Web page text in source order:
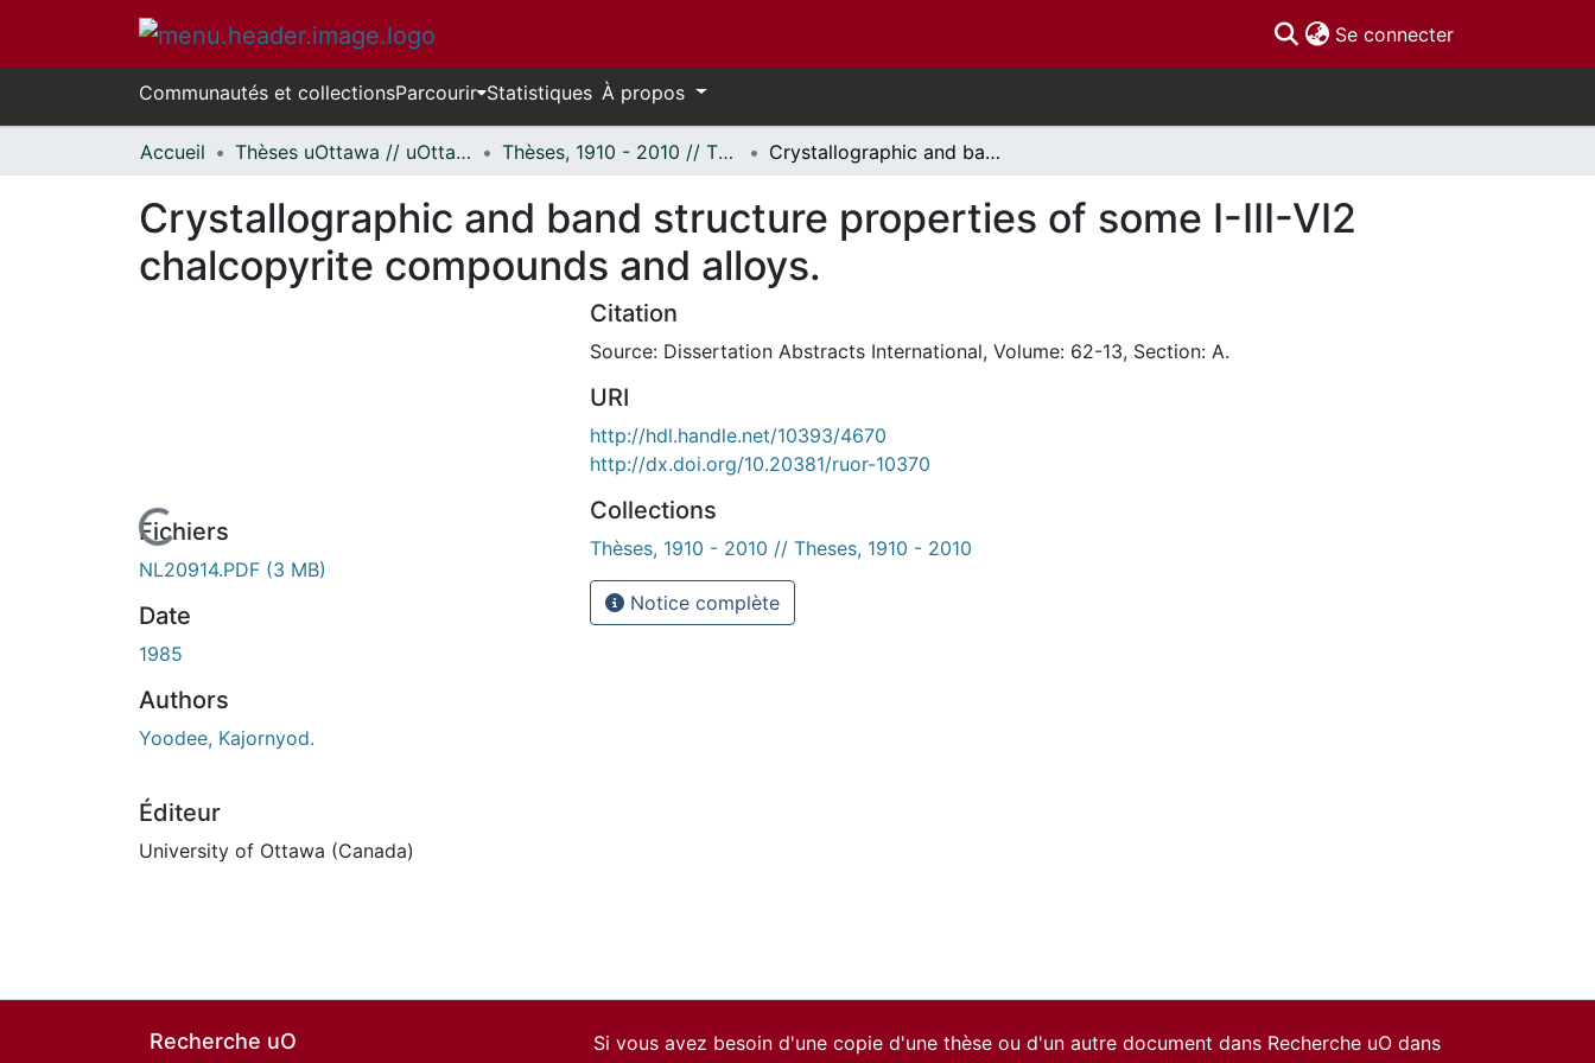
Se connecter(current)
Communautés et collectionsParcourir Statistiques À propos
Accueil Thèses uOttawa // uOttawa Theses Thèses, 1910 - 2010 // Theses, 1910 - 2010 Crystallographic and band structure properties of some I-III-VI2 chalcopyrite compounds and alloys.
Crystallographic and band structure properties of some I-III-VI2
chalcopyrite compounds and alloys.
En cours de chargement...
Fichiers
NL20914.PDF (3 MB)
Date
1985
Authors
Yoodee, Kajornyod.
Éditeur
University of Ottawa (Canada)
Citation
Source: Dissertation Abstracts International, Volume: 62-13, Section: A.
URI
http://hdl.handle.net/10393/4670
http://dx.doi.org/10.20381/ruor-10370
Collections
Thèses, 1910 - 2010 // Theses, 1910 - 2010
Notice complète
Recherche uO
Si vous avez besoin d'une copie d'une thèse ou d'un autre document dans Recherche uO dans